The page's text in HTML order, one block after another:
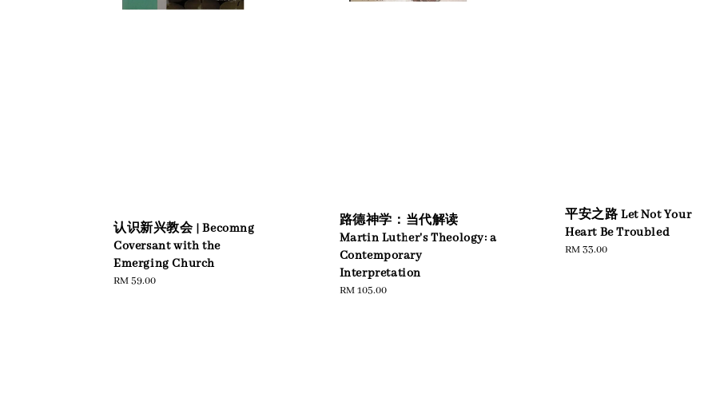
认识新兴教会 | Becomng
Coversant with the
Emerging Church
Regular
RM 59.00
路德神学：当代解读
Martin Luther's Theology: a
Contemporary
Interpretation
Regular
RM 105.00
平安之路 Let Not Your
Heart Be Troubled
Regular
RM 33.00